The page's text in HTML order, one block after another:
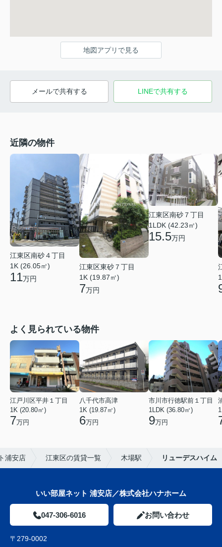
地図アプリで見る
メールで共有する LINEで共有する
近隣の物件
江東区南砂４丁目
1K (26.05㎡)
11万円
江東区東砂７丁目
1K (19.87㎡)
7万円
江東区南砂７丁目
1LDK (42.23㎡)
15.5万円
よく見られている物件
江戸川区平井１丁目
1K (20.80㎡)
7万円
八千代市高津
1K (19.87㎡)
6万円
市川市行徳駅前１丁目
1LDK (36.80㎡)
9万円
浦安店 江東区の賃貸一覧 木場駅 リューデスハイム
いい部屋ネット 浦安店／株式会社ハナホーム
047-306-6016 お問い合わせ
〒279-0002